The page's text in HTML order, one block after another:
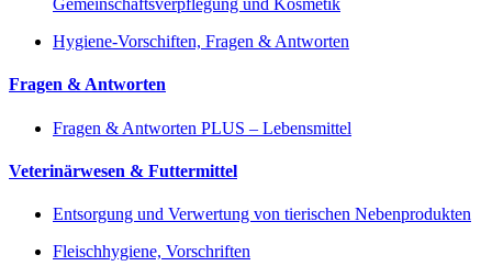
Gemeinschaftsverpflegung und Kosmetik
Hygiene-Vorschiften, Fragen & Antworten
Fragen & Antworten
Fragen & Antworten PLUS – Lebensmittel
Veterinärwesen & Futtermittel
Entsorgung und Verwertung von tierischen Nebenprodukten
Fleischhygiene, Vorschriften